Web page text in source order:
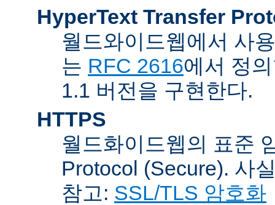
HyperText Transfer
월드와이드웹에서 사
는 RFC 2616에서 정
1.1 버전을 구현한다.
HTTPS
월드화이드웹의 표준
Protocol (Secure). 사
참고: SSL/TLS 암호화